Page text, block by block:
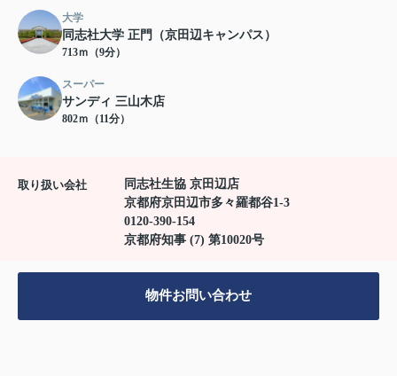
大学
同志社大学 正門（京田辺キャンパス）
713ｍ（9分）
スーパー
サンディ 三山木店
802ｍ（11分）
取り扱い会社
同志社生協 京田辺店
京都府京田辺市多々羅都谷1-3
0120-390-154
京都府知事 (7) 第10020号
物件お問い合わせ